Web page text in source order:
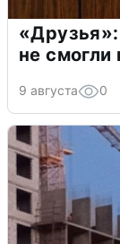
не смогли
9 августа 0